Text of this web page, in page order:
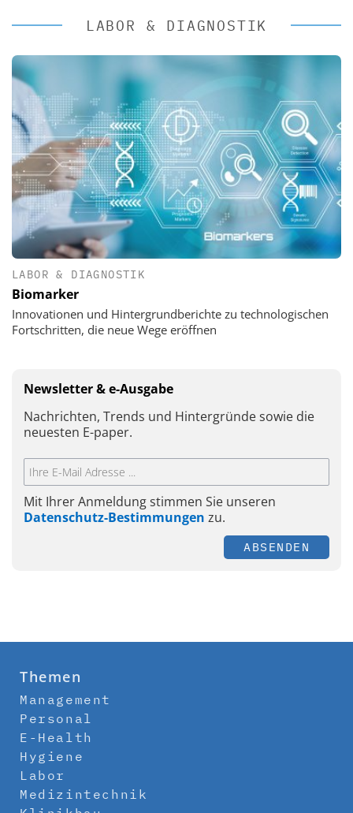
LABOR & DIAGNOSTIK
LABOR & DIAGNOSTIK
Biomarker
Innovationen und Hintergrundberichte zu technologischen
Fortschritten, die neue Wege eröffnen
Newsletter & e-Ausgabe
Nachrichten, Trends und Hintergründe sowie die
neuesten E-paper.
Mit Ihrer Anmeldung stimmen Sie unseren
Datenschutz-Bestimmungen zu.
ABSENDEN
Themen
Management
Personal
E-Health
Hygiene
Labor
Medizintechnik